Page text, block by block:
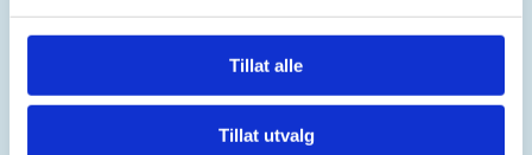
Tillat alle
Tillat utvalg
for en hyggelig middagstur til Lintjern. Turen passer
som syns det er spennende å være ute i naturen
etter at det har blitt mørkt!